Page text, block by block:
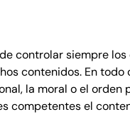
controlar siempre
contenidos. En todo
la moral o el orden
competentes el